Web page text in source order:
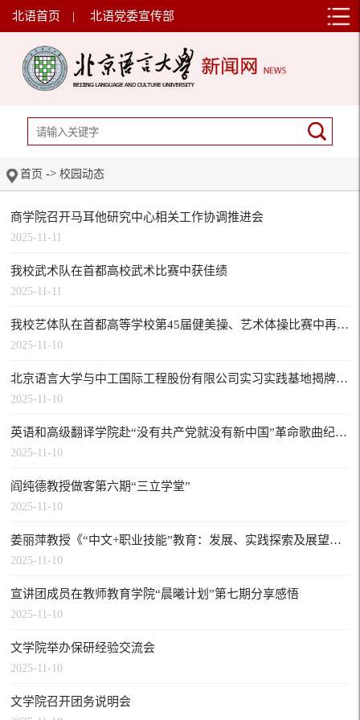
北语首页 | 北语党委宣传部
首页 -> 校园动态
商学院召开马耳他研究中心相关工作协调推进会
2025-11-11
我校武术队在首都高校武术比赛中获佳绩
2025-11-11
我校艺体队在首都高等学校第45届健美操、艺术体操比赛中再创佳绩
2025-11-10
北京语言大学与中工国际工程股份有限公司实习实践基地揭牌仪式举行
2025-11-10
英语和高级翻译学院赴“没有共产党就没有新中国”革命歌曲纪念馆开展主题党日活动
2025-11-10
阎纯德教授做客第六期“三立学堂”
2025-11-10
姜丽萍教授《“中文+职业技能”教育：发展、实践探索及展望》讲座纪实
2025-11-10
宣讲团成员在教师教育学院“晨曦计划”第七期分享感悟
2025-11-10
文学院举办保研经验交流会
2025-11-10
文学院召开团务说明会